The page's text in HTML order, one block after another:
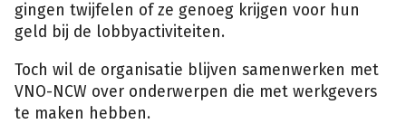
gingen twijfelen of ze genoeg krijgen voor hun
geld bij de lobbyactiviteiten.
Toch wil de organisatie blijven samenwerken met
VNO-NCW over onderwerpen die met werkgevers
te maken hebben.